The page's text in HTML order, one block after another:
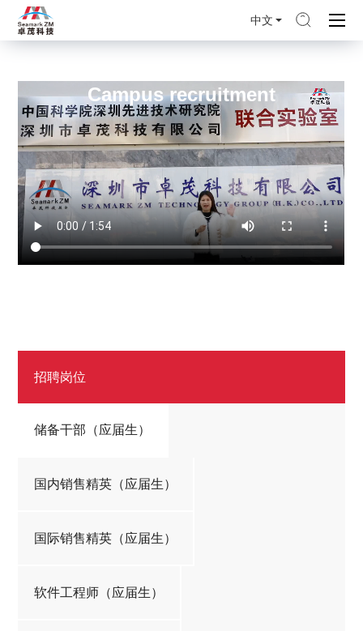
中文
Campus recruitment
招聘岗位
储备干部（应届生）
国内销售精英（应届生）
国际销售精英（应届生）
软件工程师（应届生）